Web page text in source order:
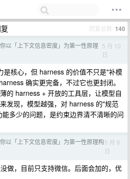
回复总数 140
以「上下文信息密度」为第一性原理 5 月 10
日
是核心，但 harness 的价值不只是"补模
确实更完备，不过它也更封闭。
的 harness + 开放的工具层，让模型自
发现，模型越强，对 harness 的"规范
多少的问题，是约束边界清不清晰的问
以「上下文信息密度」为第一性原理构5 月 9
日
做，目前只支持微信。后面会加的，优